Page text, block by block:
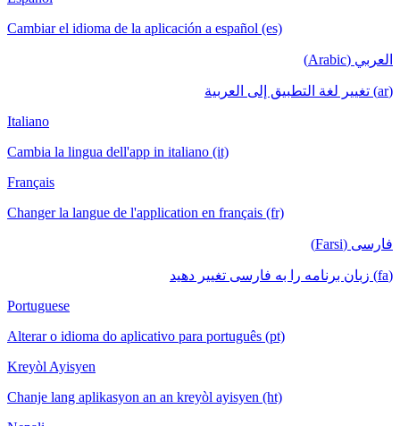
Cambiar el idioma de la aplicación a español (es)
العربي (Arabic)
(ar) تغيير لغة التطبيق إلى العربية
Italiano
Cambia la lingua dell'app in italiano (it)
Français
Changer la langue de l'application en français (fr)
فارسی (Farsi)
(fa) زبان برنامه را به فارسی تغییر دهید
Portuguese
Alterar o idioma do aplicativo para português (pt)
Kreyòl Ayisyen
Chanje lang aplikasyon an an kreyòl ayisyen (ht)